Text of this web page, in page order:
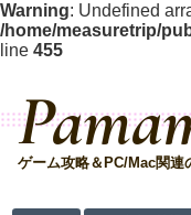
Warning: Undefined
/home/measuretrip/
line 455
ゲーム攻略＆PC/Mac関連